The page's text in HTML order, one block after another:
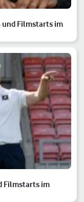
und Filmstarts im
Filmstarts im